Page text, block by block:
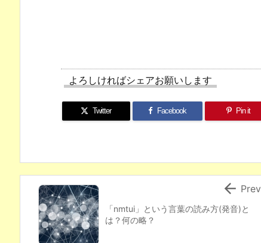
よろしければシェアお願いします
Twitter Facebook Pin it
「nmtui」という言葉の読み方(発音)と
は？何の略？
 Prev